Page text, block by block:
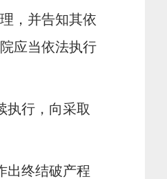
，并告知其依
应当依法执行
执行，向采取
出终结破产程